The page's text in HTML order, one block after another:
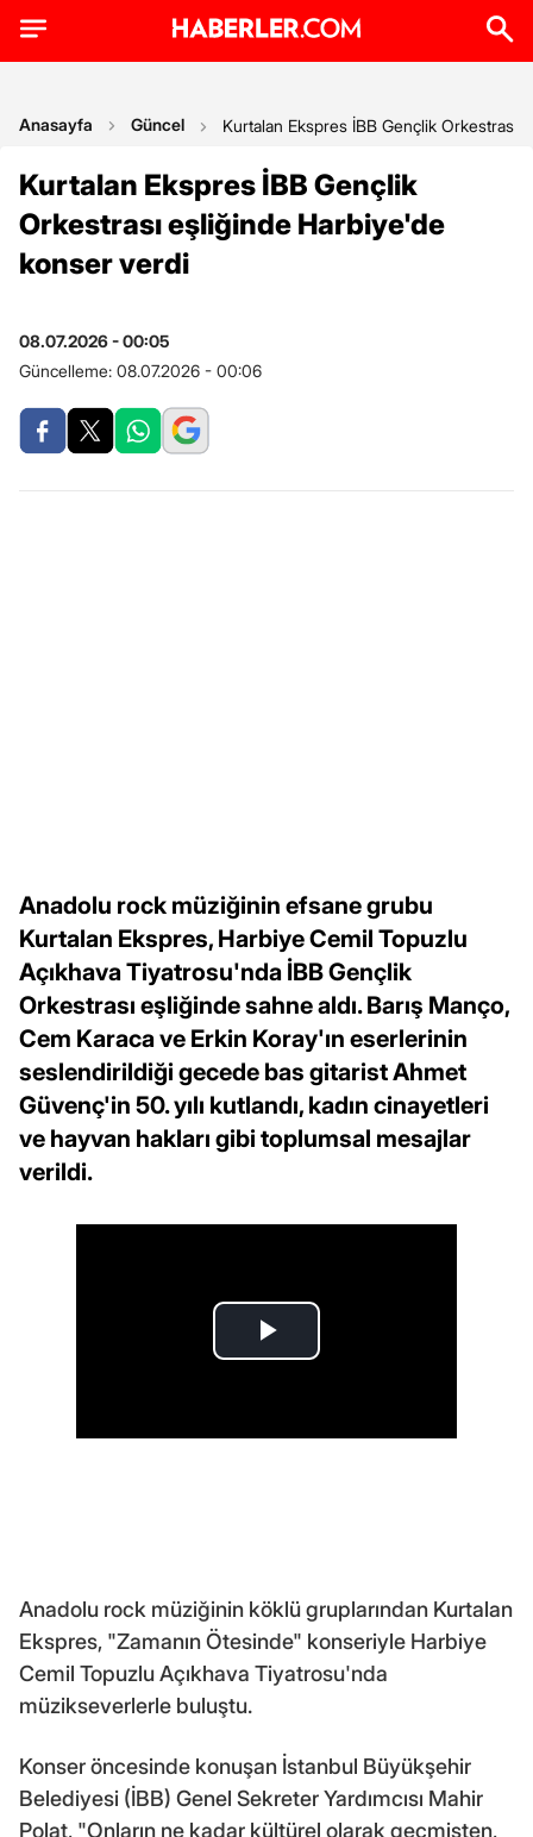
Anasayfa Güncel Kurtalan Ekspres İBB Gençlik Orkestrası
Kurtalan Ekspres İBB Gençlik
Orkestrası eşliğinde Harbiye'de
konser verdi
08.07.2026 - 00:05
Güncelleme: 08.07.2026 - 00:06
Anadolu rock müziğinin efsane grubu
Kurtalan Ekspres, Harbiye Cemil Topuzlu
Açıkhava Tiyatrosu'nda İBB Gençlik
Orkestrası eşliğinde sahne aldı. Barış Manço,
Cem Karaca ve Erkin Koray'ın eserlerinin
seslendirildiği gecede bas gitarist Ahmet
Güvenç'in 50. yılı kutlandı, kadın cinayetleri
ve hayvan hakları gibi toplumsal mesajlar
verildi.
Anadolu rock müziğinin köklü gruplarından Kurtalan
Ekspres, "Zamanın Ötesinde" konseriyle Harbiye
Cemil Topuzlu Açıkhava Tiyatrosu'nda
müzikseverlerle buluştu.
Konser öncesinde konuşan İstanbul Büyükşehir
Belediyesi (İBB) Genel Sekreter Yardımcısı Mahir
Polat, "Onların ne kadar kültürel olarak geçmişten,